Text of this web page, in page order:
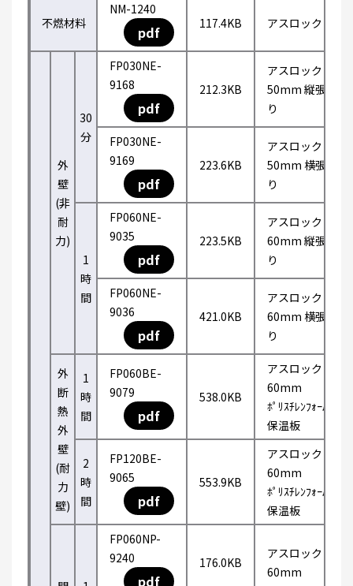
不燃材料
NM-1240
pdf 117.4KB アスロック
外
壁
(非
耐
力)
30
分
FP030NE-
9168
pdf
212.3KB
アスロック
50mm 縦張
り
FP030NE-
9169
pdf
223.6KB
アスロック
50mm 横張
り
1
時
間
FP060NE-
9035
pdf
223.5KB
アスロック
60mm 縦張
り
FP060NE-
9036
pdf
421.0KB
アスロック
60mm 横張
り
外
断
熱
外
壁
(耐
力
壁)
1
時
間
FP060BE-
9079
pdf
538.0KB
アスロック
60mm
ﾎﾟﾘｽﾁﾚﾝﾌｫｰﾑ
保温板
2
時
間
FP120BE-
9065
pdf
553.9KB
アスロック
60mm
ﾎﾟﾘｽﾁﾚﾝﾌｫｰﾑ
保温板
FP060NP-
9240
pdf
176.0KB
アスロック
60mm